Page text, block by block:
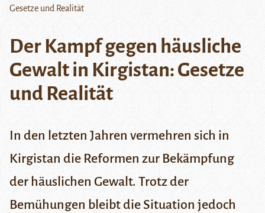
Gesetze und Realität
Der Kampf gegen häusliche
Gewalt in Kirgistan: Gesetze
und Realität
In den letzten Jahren vermehren sich in
Kirgistan die Reformen zur Bekämpfung
der häuslichen Gewalt. Trotz der
Bemühungen bleibt die Situation jedoch